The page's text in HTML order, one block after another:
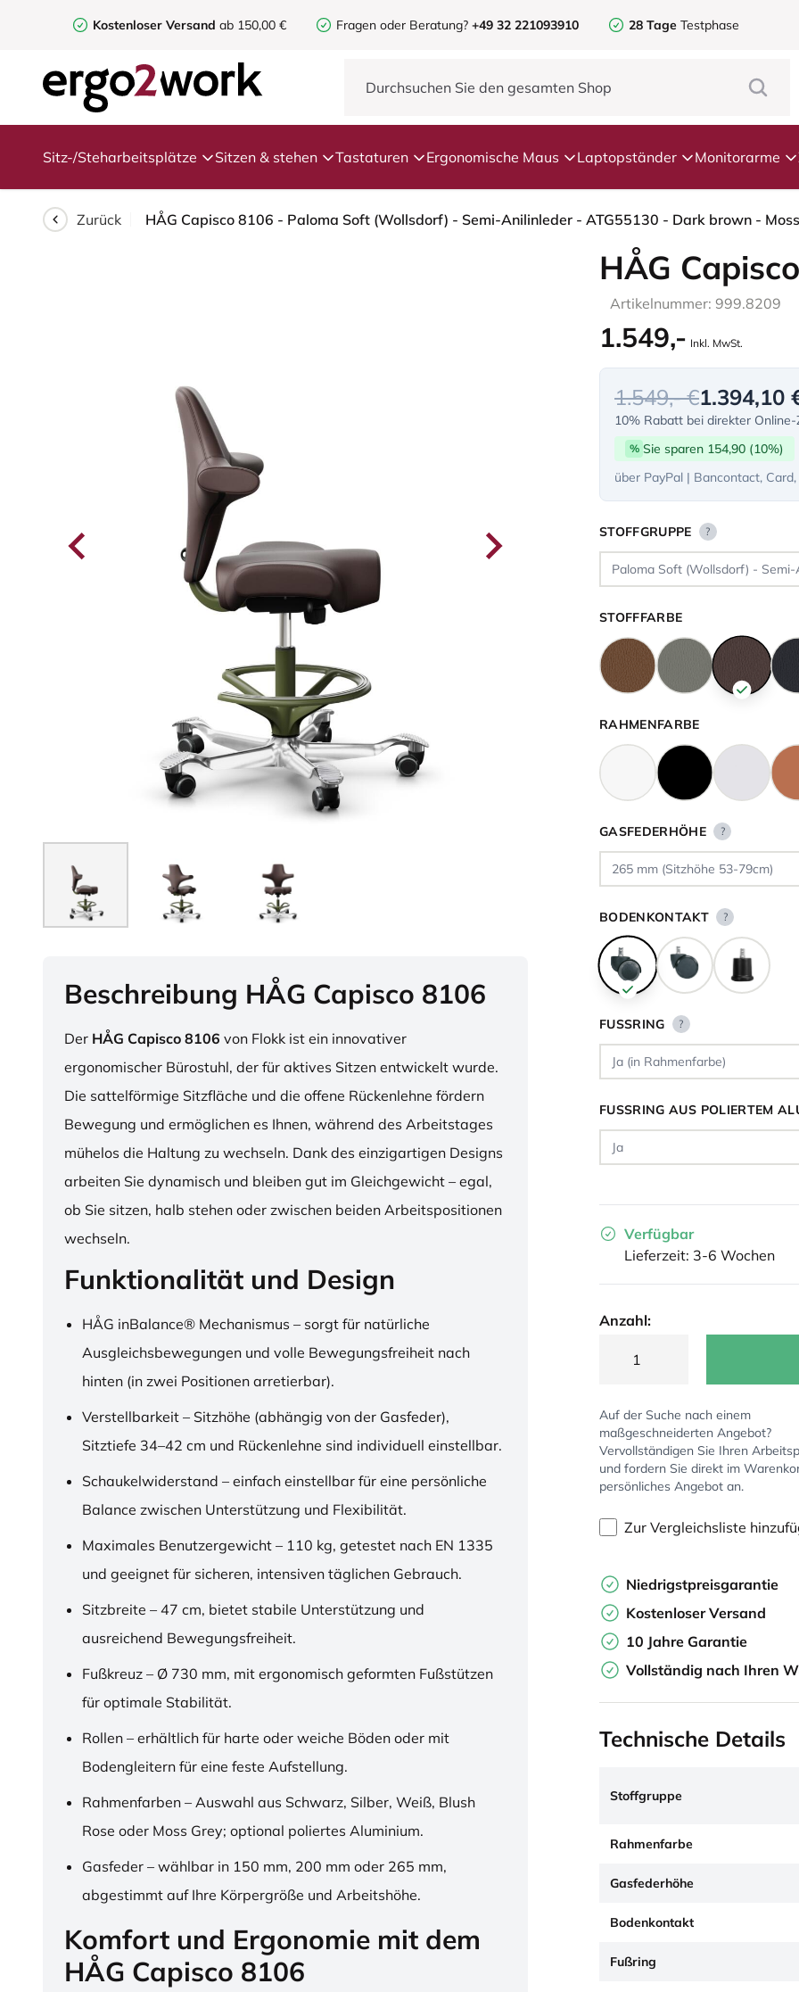
Kostenloser Versand ab 150,00 € Fragen oder Beratung? +49 32 221093910 28 Tage Testphase
Sitz-/Steharbeitsplätze Sitzen & stehen Tastaturen Ergonomische Maus Laptopständer Monitorarme
Zurück
Beschreibung HÅG Capisco 8106
Der HÅG Capisco 8106 von Flokk ist ein innovativer
ergonomischer Bürostuhl, der für aktives Sitzen entwickelt wurde.
Die sattelförmige Sitzfläche und die offene Rückenlehne fördern
Bewegung und ermöglichen es Ihnen, während des Arbeitstages
mühelos die Haltung zu wechseln. Dank des einzigartigen Designs
arbeiten Sie dynamisch und bleiben gut im Gleichgewicht – egal,
ob Sie sitzen, halb stehen oder zwischen beiden Arbeitspositionen
wechseln.
Funktionalität und Design
HÅG inBalance® Mechanismus – sorgt für natürliche
Ausgleichsbewegungen und volle Bewegungsfreiheit nach
hinten (in zwei Positionen arretierbar).
Verstellbarkeit – Sitzhöhe (abhängig von der Gasfeder),
Sitztiefe 34–42 cm und Rückenlehne sind individuell einstellbar.
Schaukelwiderstand – einfach einstellbar für eine persönliche
Balance zwischen Unterstützung und Flexibilität.
Maximales Benutzergewicht – 110 kg, getestet nach EN 1335
und geeignet für sicheren, intensiven täglichen Gebrauch.
Sitzbreite – 47 cm, bietet stabile Unterstützung und
ausreichend Bewegungsfreiheit.
Fußkreuz – Ø 730 mm, mit ergonomisch geformten Fußstützen
für optimale Stabilität.
Rollen – erhältlich für harte oder weiche Böden oder mit
Bodengleitern für eine feste Aufstellung.
Rahmenfarben – Auswahl aus Schwarz, Silber, Weiß, Blush
Rose oder Moss Grey; optional poliertes Aluminium.
Gasfeder – wählbar in 150 mm, 200 mm oder 265 mm,
abgestimmt auf Ihre Körpergröße und Arbeitshöhe.
Komfort und Ergonomie mit dem
HÅG Capisco 8106
HÅG
Artikelnummer: 999.8209
1.549,- Inkl. MwSt.
1.549,- €1.394,10
10% Rabatt bei direkter Online-
% Sie sparen 154,90 (10%)
über PayPal | Bancontact,
STOFFGRUPPE ?
STOFFFARBE
RAHMENFARBE
GASFEDERHÖHE ?
BODENKONTAKT ?
FUSSRING ?
FUSSRING AUS POLIERTEM
Verfügbar
Lieferzeit: 3-6 Wochen
Anzahl:
Auf der Suche nach einem
maßgeschneiderten Angebot?
Vervollständigen Sie Ihren
und fordern Sie direkt im
persönliches Angebot an.
Zur Vergleichsliste
Niedrigstpreisgarantie
Kostenloser Versand
10 Jahre Garantie
Vollständig nach Ihren
Technische Details
Stoffgruppe
Rahmenfarbe
Gasfederhöhe
Bodenkontakt
Fußring